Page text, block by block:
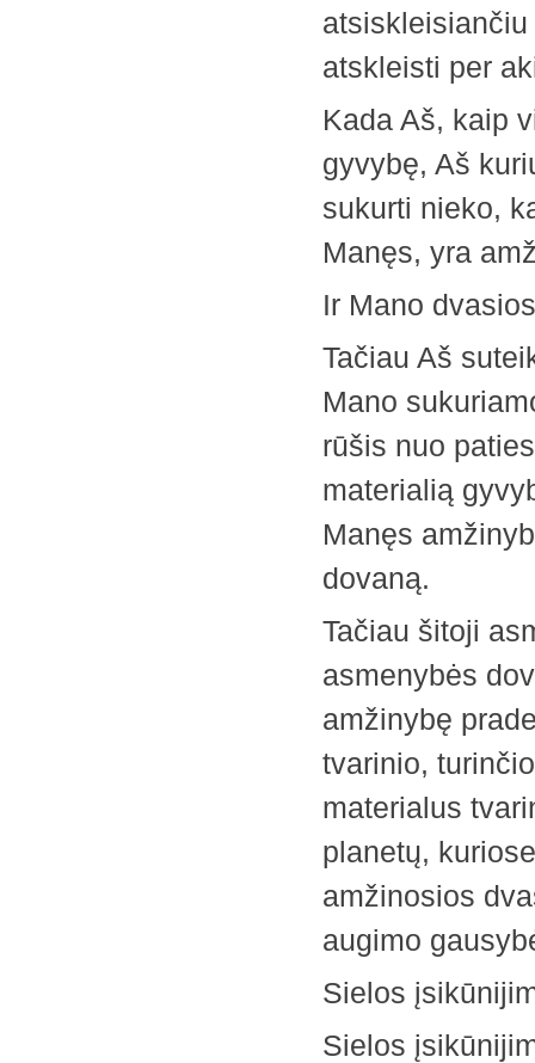
atskleisti per
Kada Aš, kaip
gyvybę, Aš
sukurti nieko,
Manęs, yra
Ir Mano
Tačiau Aš
Mano
rūšis nuo
materialią
Manęs
dovaną.
Tačiau šitoji
asmenybės
amžinybę
tvarinio,
materialus
planetų,
amžinosios
augimo
Sielos
Sielos